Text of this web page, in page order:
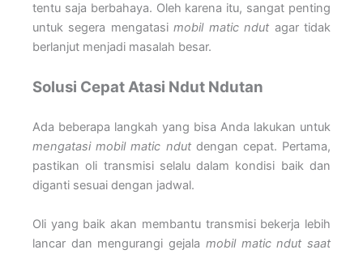
tentu saja berbahaya. Oleh karena itu, sangat penting
untuk segera mengatasimobil matic ndut agar tidak
berlanjut menjadi masalah besar.
Solusi Cepat Atasi Ndut Ndutan
Ada beberapa langkah yang bisa Anda lakukan untuk
mengatasi mobil matic ndutdengan cepat. Pertama,
pastikan oli transmisi selalu dalam kondisi baik dan
diganti sesuai dengan jadwal.
Oli yang baik akan membantu transmisi bekerja lebih
lancar dan mengurangi gejala mobil matic ndut saat